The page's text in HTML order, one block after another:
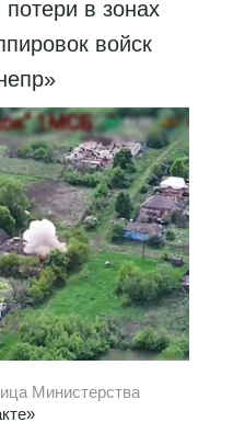
в зонах
войск
Министерства